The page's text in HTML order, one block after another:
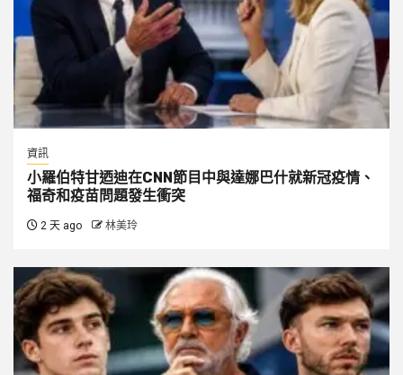
資訊
小羅伯特甘迺迪在CNN節目中與達娜巴什就新冠疫情、
福奇和疫苗問題發生衝突
2 天 ago 林美玲